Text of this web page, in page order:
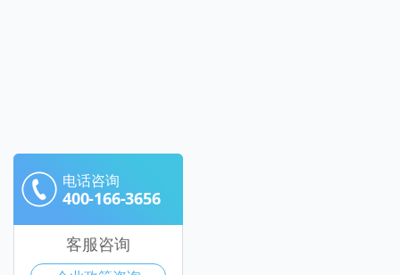
电话咨询
400-166-3656
客服咨询